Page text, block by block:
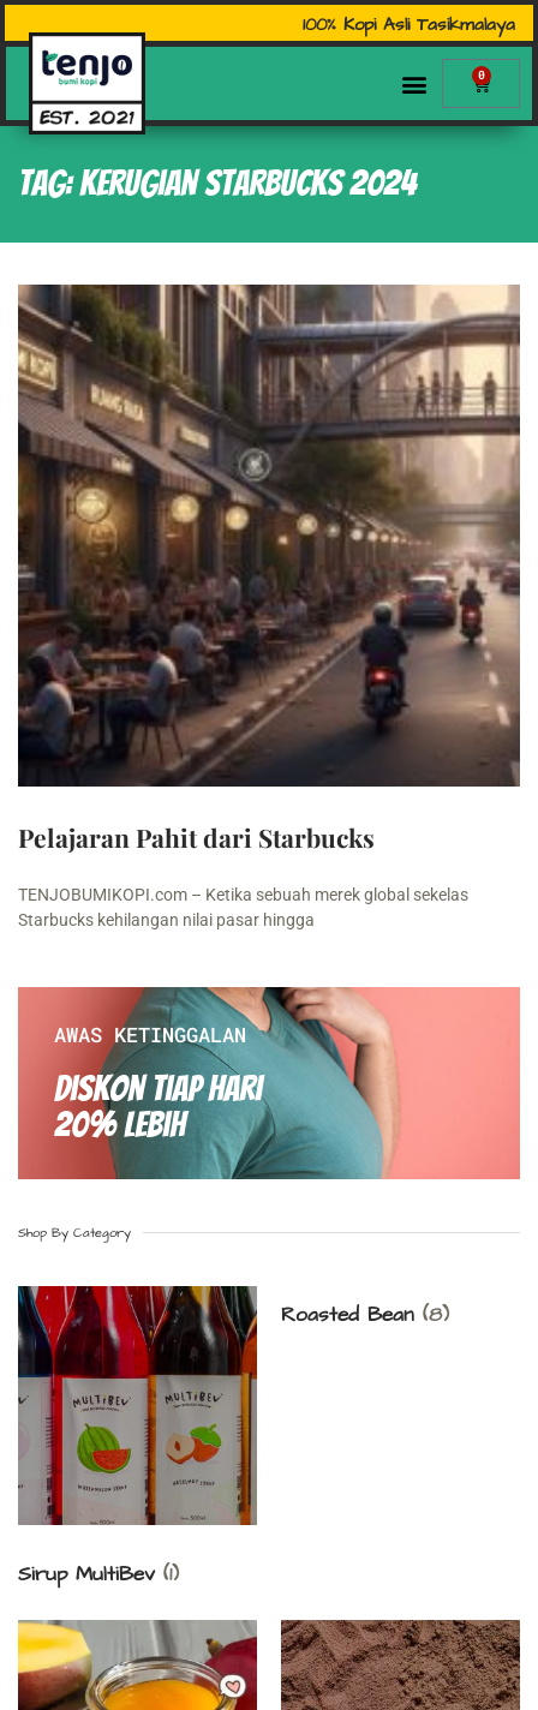
100% Kopi Asli Tasikmalaya
0
Tag: Kerugian Starbucks 2024
Pelajaran Pahit dari Starbucks
TENJOBUMIKOPI.com – Ketika sebuah merek global sekelas
Starbucks kehilangan nilai pasar hingga
AWAS KETINGGALAN
Diskon Tiap hari
20% Lebih
Shop By Category
Sirup MultiBev (1)
Roasted Bean (8)